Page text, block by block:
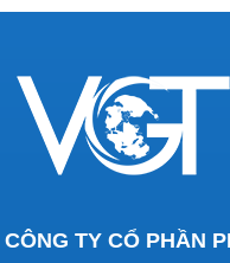
CÔNG TY CỔ PHẦN